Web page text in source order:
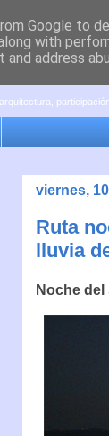
viernes,
Ruta
lluvia
Noche
Google to
with
address